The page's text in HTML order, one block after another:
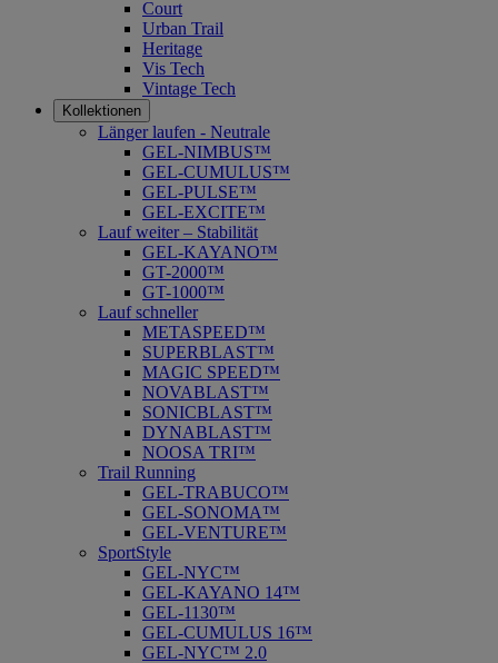
Court
Urban Trail
Heritage
Vis Tech
Vintage Tech
Kollektionen
Länger laufen - Neutrale
GEL-NIMBUS™
GEL-CUMULUS™
GEL-PULSE™
GEL-EXCITE™
Lauf weiter – Stabilität
GEL-KAYANO™
GT-2000™
GT-1000™
Lauf schneller
METASPEED™
SUPERBLAST™
MAGIC SPEED™
NOVABLAST™
SONICBLAST™
DYNABLAST™
NOOSA TRI™
Trail Running
GEL-TRABUCO™
GEL-SONOMA™
GEL-VENTURE™
SportStyle
GEL-NYC™
GEL-KAYANO 14™
GEL-1130™
GEL-CUMULUS 16™
GEL-NYC™ 2.0